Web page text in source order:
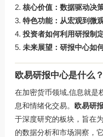
核心价值：数据驱动决
特色功能：从宏观到微
投资者如何利用研报
未来展望：研报中心如
欧易研报中心是什么？
在加密货币领域,信息就是
息和情绪化交易。 欧易研
于深度研究的板块，旨在
的数据分析和市场洞察，